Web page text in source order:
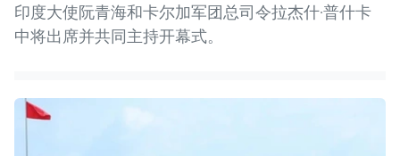
印度大使阮青海和卡尔加军团总司令拉杰什·普什卡
中将出席并共同主持开幕式。